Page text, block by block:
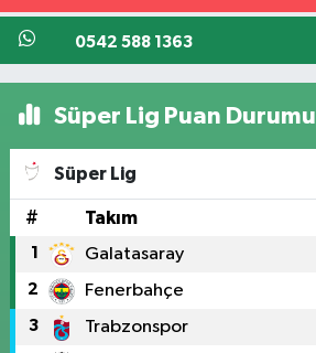
0542 588 1363
Süper Lig Puan Durumu
Süper Lig
# Takım
1 Galatasaray
2 Fenerbahçe
3 Trabzonspor